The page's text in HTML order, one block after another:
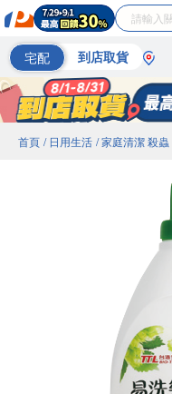
宅配 到店取貨
首頁 / 日用生活 / 家庭清潔 殺蟲